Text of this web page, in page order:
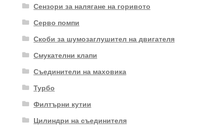
Сензори за налягане на горивото
Серво помпи
Скоби за шумозаглушител на двигателя
Смукателни клапи
Съединители на маховика
Турбо
Филтърни кутии
Цилиндри на съединителя